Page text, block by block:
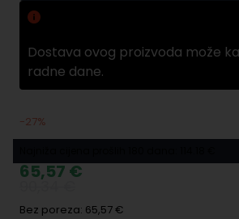
Dostava ovog proizvoda može
radne dane.
-27%
65,57 €
90,34 €
Bez poreza: 65,57 €